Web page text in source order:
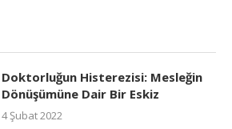
Doktorluğun Histerezisi: Mesleğin
Dönüşümüne Dair Bir Eskiz
4 Şubat 2022